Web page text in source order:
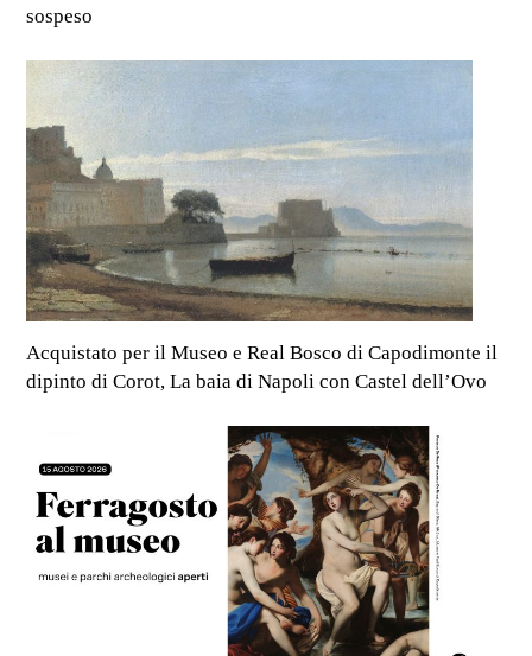
sospeso
Acquistato per il Museo e Real Bosco di Capodimonte il
dipinto di Corot, La baia di Napoli con Castel dell’Ovo